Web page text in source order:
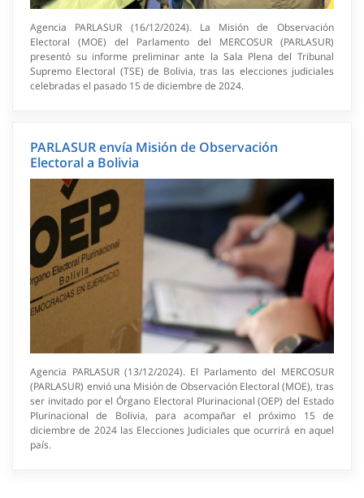
Agencia PARLASUR (16/12/2024). La Misión de Observación
Electoral (MOE) del Parlamento del MERCOSUR (PARLASUR)
presentó su informe preliminar ante la Sala Plena del Tribunal
Supremo Electoral (TSE) de Bolivia, tras las elecciones judiciales
celebradas el pasado 15 de diciembre de 2024.
PARLASUR envía Misión de Observación
Electoral a Bolivia
Agencia PARLASUR (13/12/2024). El Parlamento del MERCOSUR
(PARLASUR) envió una Misión de Observación Electoral (MOE), tras
ser invitado por el Órgano Electoral Plurinacional (OEP) del Estado
Plurinacional de Bolivia, para acompañar el próximo 15 de
diciembre de 2024 las Elecciones Judiciales que ocurrirá en aquel
país.